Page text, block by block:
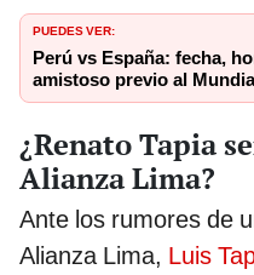
PUEDES VER:
Perú vs España: fecha,
amistoso previo al
¿Renato Tapia
Alianza Lima?
Ante los rumores de
Alianza Lima, Luis